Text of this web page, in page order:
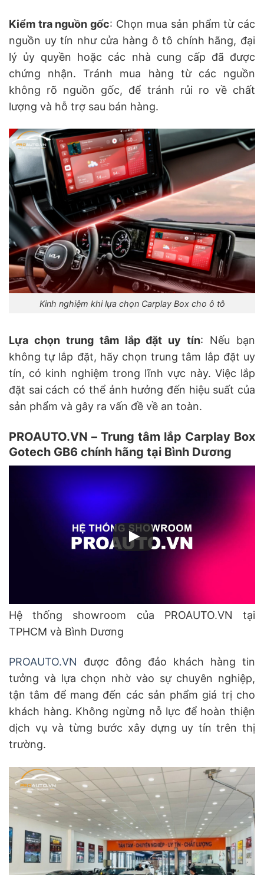
Kiểm tra nguồn gốc: Chọn mua sản phẩm từ các
nguồn uy tín như cửa hàng ô tô chính hãng, đại
lý ủy quyền hoặc các nhà cung cấp đã được
chứng nhận. Tránh mua hàng từ các nguồn
không rõ nguồn gốc, để tránh rủi ro về chất
lượng và hỗ trợ sau bán hàng.
Kinh nghiệm khi lựa chọn Carplay Box cho ô tô
Lựa chọn trung tâm lắp đặt uy tín: Nếu bạn
không tự lắp đặt, hãy chọn trung tâm lắp đặt uy
tín, có kinh nghiệm trong lĩnh vực này. Việc lắp
đặt sai cách có thể ảnh hưởng đến hiệu suất của
sản phẩm và gây ra vấn đề về an toàn.
PROAUTO.VN – Trung tâm lắp Carplay Box
Gotech GB6 chính hãng tại Bình Dương
Hệ thống showroom của PROAUTO.VN tại
TPHCM và Bình Dương
PROAUTO.VN được đông đảo khách hàng tin
tưởng và lựa chọn nhờ vào sự chuyên nghiệp,
tận tâm để mang đến các sản phẩm giá trị cho
khách hàng. Không ngừng nỗ lực để hoàn thiện
dịch vụ và từng bước xây dựng uy tín trên thị
trường.